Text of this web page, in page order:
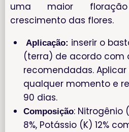
uma maior
crescimento das flores.
Aplicação: inserir o
(terra) de acordo com
recomendadas.
qualquer momento e
90 dias.
Composição: Nitrogênio
8%, Potássio (K) 12%